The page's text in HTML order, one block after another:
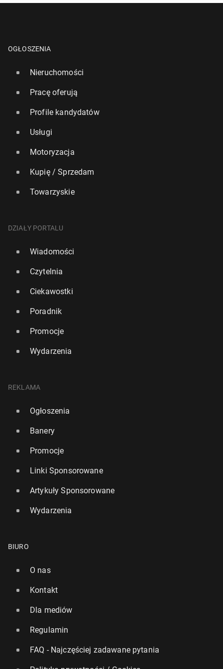
OGŁOSZENIA
Nieruchomości
Pracę oferują
Profile kandydatów
Usługi
Motoryzacja
Kupię / Sprzedam
Towarzyskie
DZIAŁY PORTALU
Wiadomości
Czytelnia
Ciekawostki
Poradnik
Promocje
Wydarzenia
REKLAMA
Ogłoszenia
Banery
Promocje
Linki Sponsorowane
Artykuły Sponsorowane
Wydarzenia
BIURO
O nas
Kontakt
Dla mediów
Regulamin
FAQ - Najczęściej zadawane pytania